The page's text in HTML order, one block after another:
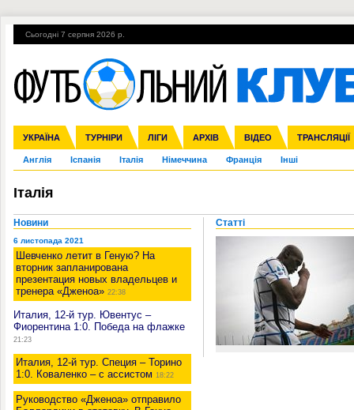
Сьогодні 7 серпня 2026 р.
УКРАЇНА ТУРНІРИ ЛІГИ АРХІВ ВІДЕО ТРАНСЛЯЦІЇ
Збірна Прем'єр-ліга Перша ліга Друга ліга Кубок України
Ліга чемпіонів Ліга Європи Міжнародні Ліга націй Ліга
Англія Іспанія Італія Німеччина Франція Інші
ЧС-2014 ЄВРО-2016 Росія Кубок конфедерацій ЧЄ-2015 (U-
Гарячі теми УПЛ, 1-й тур ВІЙНА УПЛ-ПЕРЕХОДИ
Італія
Новини
6 листопада 2021
Шевченко летит в Геную? На
вторник запланирована
презентация новых владельцев и
тренера «Дженоа» 22:38
Италия, 12-й тур. Ювентус –
Фиорентина 1:0. Победа на флажке
21:23
Италия, 12-й тур. Специя – Торино
1:0. Коваленко – с ассистом 18:22
Руководство «Дженоа» отправило
Статті